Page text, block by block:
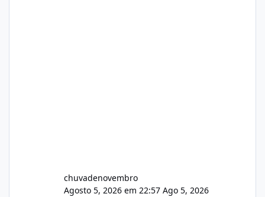
chuvadenovembro
Agosto 5, 2026 em 22:57 Ago 5, 2026